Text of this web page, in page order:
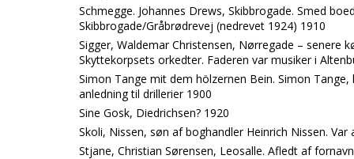
Schmegge. Johannes Drews, Skibbrogade. Smed
Skibbrogade/Gråbrødrevej (nedrevet 1924) 1910
Sigger, Waldemar Christensen, Nørregade – senere
Skyttekorpsets orkedter. Faderen var musiker i
Simon Tange mit dem hölzernen Bein. Simon
anledning til drillerier 1900
Sine Gosk, Diedrichsen? 1920
Skoli, Nissen, søn af boghandler Heinrich Nissen.
Stjane, Christian Sørensen, Leosalle. Afledt af